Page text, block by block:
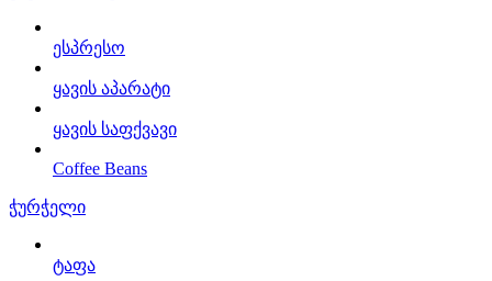
ესპრესო
ყავის აპარატი
ყავის საფქვავი
Coffee Beans
ჭურჭელი
ტაფა